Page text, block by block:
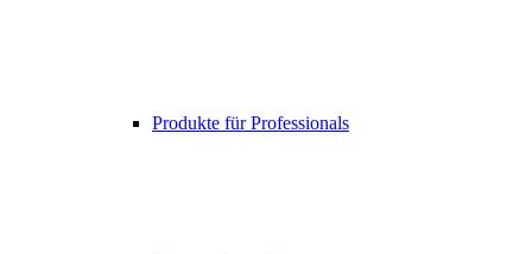
Produkte für Professionals